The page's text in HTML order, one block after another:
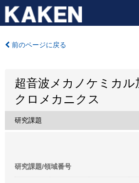
前のページに戻る
超音波メカノケミカル
クロメカニクス
研究課題
研究課題/領域番号